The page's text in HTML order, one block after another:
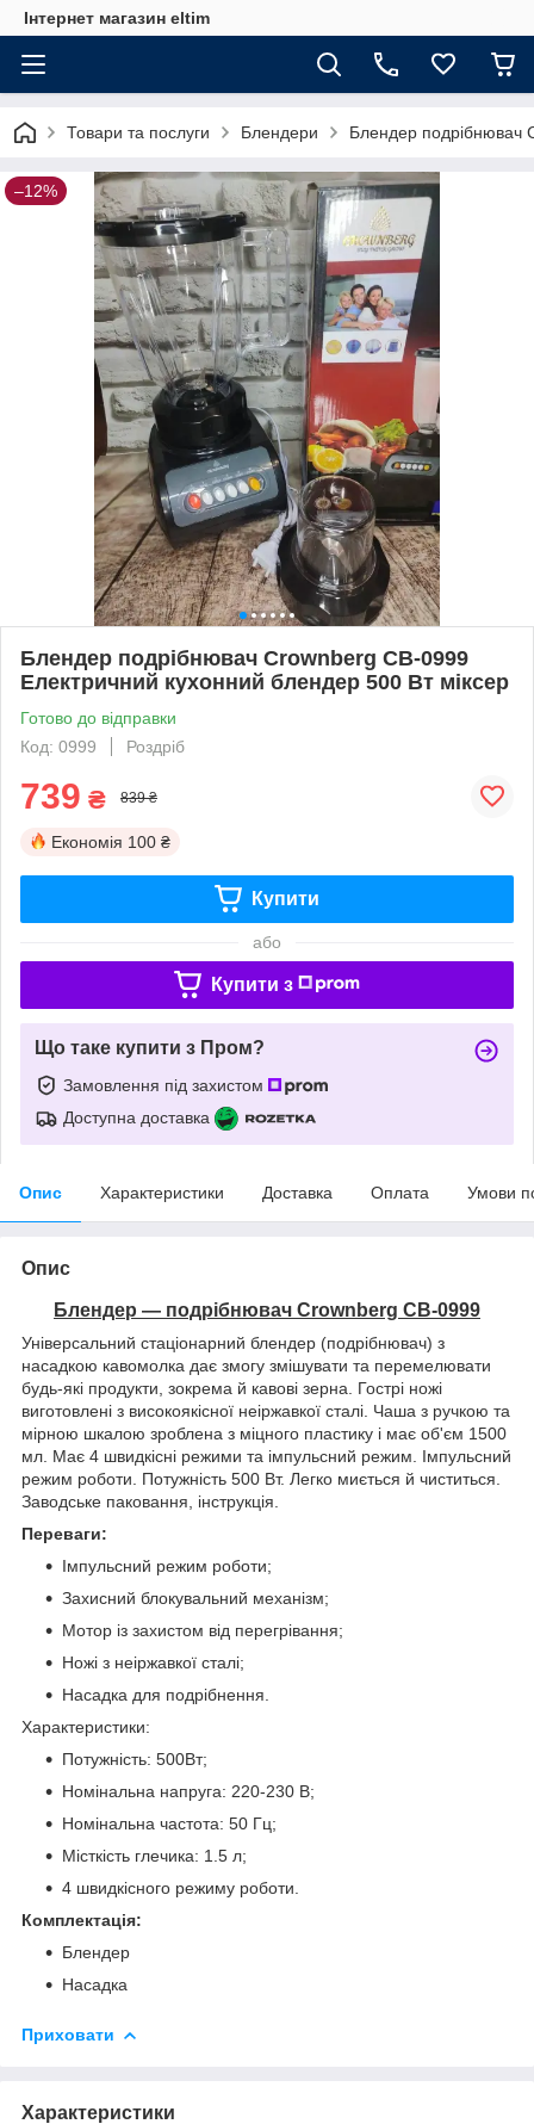
Інтернет магазин eltim
Товари та послуги Блендери Блендер подрібнювач
–12%
Блендер подрібнювач Crownberg CB-0999
Електричний кухонний блендер 500 Вт міксер
Готово до відправки
Код: 0999
Роздріб
739 ₴ 839 ₴
Економія 100 ₴
Купити
або
Купити з
Що таке купити з Пром?
Замовлення під захистом
Доступна доставка
Опис Характеристики Доставка Оплата Умови
Опис
Блендер — подрібнювач Crownberg CB-0999
Універсальний стаціонарний блендер (подрібнювач) з
насадкою кавомолка дає змогу змішувати та перемелювати
будь-які продукти, зокрема й кавові зерна. Гострі ножі
виготовлені з високоякісної неіржавкої сталі. Чаша з ручкою та
мірною шкалою зроблена з міцного пластику і має об'єм 1500
мл. Має 4 швидкісні режими та імпульсний режим. Імпульсний
режим роботи. Потужність 500 Вт. Легко миється й чиститься.
Заводське паковання, інструкція.
Переваги:
Імпульсний режим роботи;
Захисний блокувальний механізм;
Мотор із захистом від перегрівання;
Ножі з неіржавкої сталі;
Насадка для подрібнення.
Характеристики:
Потужність: 500Вт;
Номінальна напруга: 220-230 В;
Номінальна частота: 50 Гц;
Місткість глечика: 1.5 л;
4 швидкісного режиму роботи.
Комплектація:
Блендер
Насадка
Приховати
Характеристики